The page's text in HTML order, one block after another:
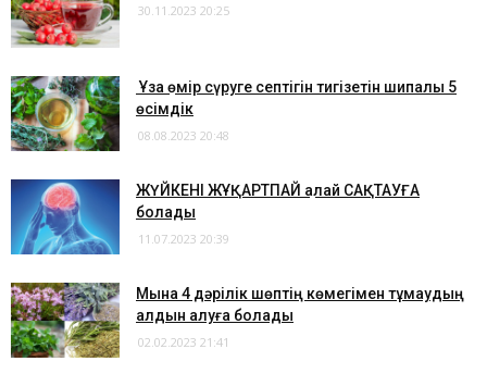
30.11.2023 20:25
​ Ұзақ өмір сүруге септігін тигізетін шипалы 5
өсімдік
08.08.2023 20:48
ЖҮЙКЕНІ ЖҰҚАРТПАЙ қалай САҚТАУҒА
болады
11.07.2023 20:39
Мына 4 дәрілік шөптің көмегімен тұмаудың
алдын алуға болады
02.02.2023 21:41